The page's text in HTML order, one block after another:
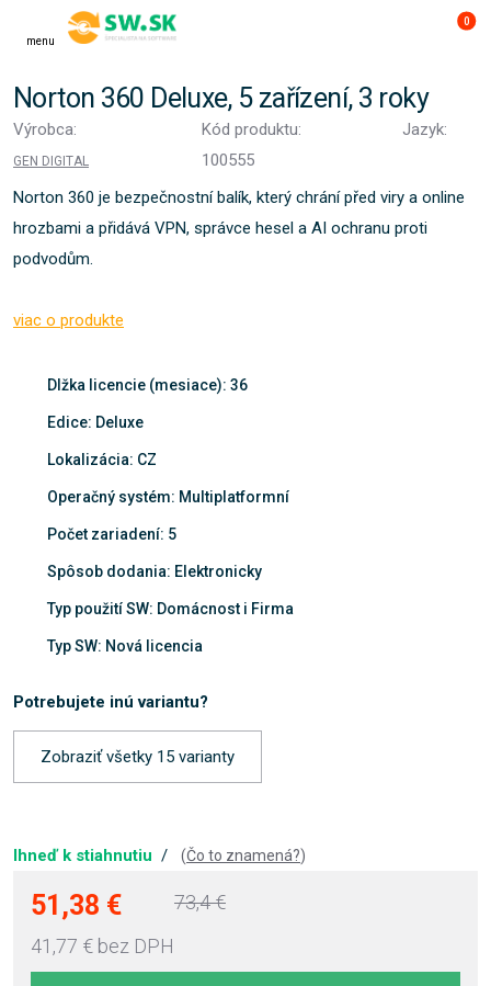
menu
0
Norton 360 Deluxe, 5 zařízení, 3 roky
Výrobca:
GEN DIGITAL
Kód produktu:
100555
Jazyk:
Norton 360 je bezpečnostní balík, který chrání před viry a online
hrozbami a přidává VPN, správce hesel a AI ochranu proti
podvodům.
viac o produkte
Dlžka licencie (mesiace): 36
Edice: Deluxe
Lokalizácia: CZ
Operačný systém: Multiplatformní
Počet zariadení: 5
Spôsob dodania: Elektronicky
Typ použití SW: Domácnost i Firma
Typ SW: Nová licencia
Potrebujete inú variantu?
Zobraziť všetky 15 varianty
Ihneď k stiahnutiu / (Čo to znamená?)
51,38 €
41,77 € bez DPH
73,4 €